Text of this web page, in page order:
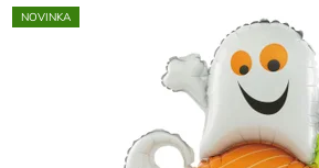
NOVINKA